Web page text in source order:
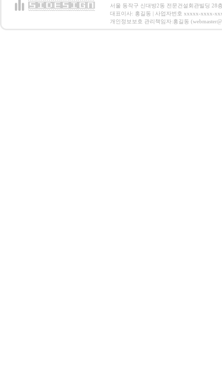
서울 동작구 신대방2동 전문건설회관빌딩 28
대표이사: 홍길동 | 사업자번호 xxxxx-xxxx-
개인정보보호 관리책임자:홍길동